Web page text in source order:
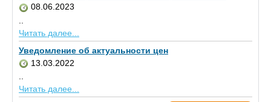
08.06.2023
Читать далее...
Уведомление об актуальности цен
13.03.2022
Читать далее...